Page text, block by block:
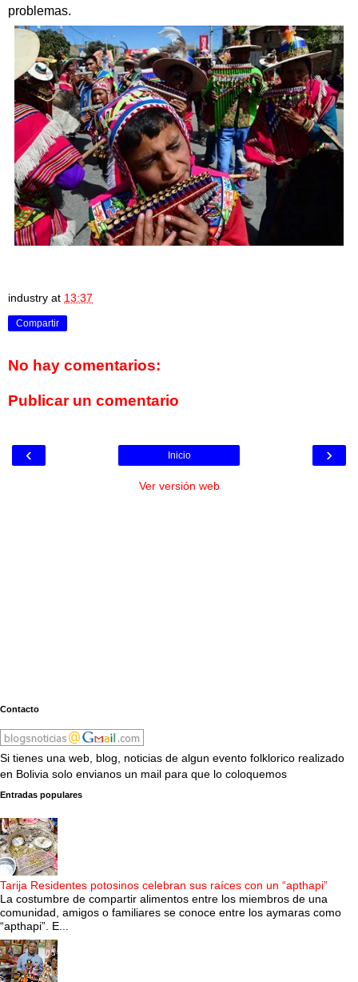
problemas.
industry at 13:37
Compartir
No hay comentarios:
Publicar un comentario
‹ ›
Inicio
Ver versión web
Contacto
Si tienes una web, blog, noticias de algun evento folklorico realizado
en Bolivia solo envianos un mail para que lo coloquemos
Entradas populares
Tarija Residentes potosinos celebran sus raíces con un “apthapi”
La costumbre de compartir alimentos entre los miembros de una
comunidad, amigos o familiares se conoce entre los aymaras como
“apthapi”. E...